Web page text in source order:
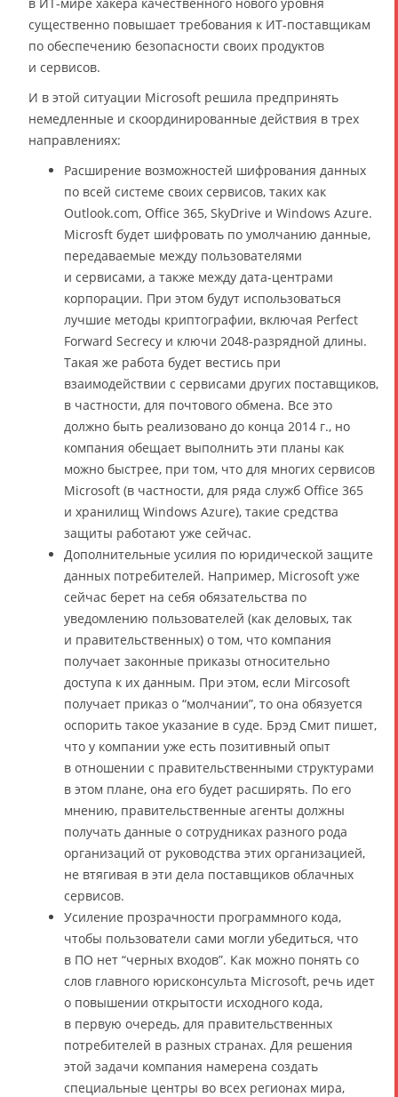
существенно повышает требования к ИТ-поставщикам
по обеспечению безопасности своих продуктов
и сервисов.
И в этой ситуации Microsoft решила предпринять
немедленные и скоординированные действия в трех
направлениях:
Расширение возможностей шифрования данных
по всей системе своих сервисов, таких как
Outlook.com, Office 365, SkyDrive и Windows Azure.
Microsft будет шифровать по умолчанию данные,
передаваемые между пользователями
и сервисами, а также между дата-центрами
корпорации. При этом будут использоваться
лучшие методы криптографии, включая Perfect
Forward Secrecy и ключи 2048-разрядной длины.
Такая же работа будет вестись при
взаимодействии с сервисами других поставщиков,
в частности, для почтового обмена. Все это
должно быть реализовано до конца 2014 г., но
компания обещает выполнить эти планы как
можно быстрее, при том, что для многих сервисов
Microsoft (в частности, для ряда служб Office 365
и хранилищ Windows Azure), такие средства
защиты работают уже сейчас.
Дополнительные усилия по юридической защите
данных потребителей. Например, Microsoft уже
сейчас берет на себя обязательства по
уведомлению пользователей (как деловых, так
и правительственных) о том, что компания
получает законные приказы относительно
доступа к их данным. При этом, если Mircosoft
получает приказ о “молчании”, то она обязуется
оспорить такое указание в суде. Брэд Смит пишет,
что у компании уже есть позитивный опыт
в отношении с правительственными структурами
в этом плане, она его будет расширять. По его
мнению, правительственные агенты должны
получать данные о сотрудниках разного рода
организаций от руководства этих организацией,
не втягивая в эти дела поставщиков облачных
сервисов.
Усиление прозрачности программного кода,
чтобы пользователи сами могли убедиться, что
в ПО нет “черных входов”. Как можно понять со
слов главного юрисконсульта Microsoft, речь идет
о повышении открытости исходного кода,
в первую очередь, для правительственных
потребителей в разных странах. Для решения
этой задачи компания намерена создать
специальные центры во всех регионах мира,